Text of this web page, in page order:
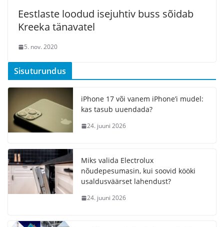
Eestlaste loodud isejuhtiv buss sõidab
Kreeka tänavatel
5. nov. 2020
Sisuturundus
iPhone 17 või vanem iPhone’i mudel:
kas tasub uuendada?
24. juuni 2026
Miks valida Electrolux
nõudepesumasin, kui soovid kööki
usaldusväärset lahendust?
24. juuni 2026